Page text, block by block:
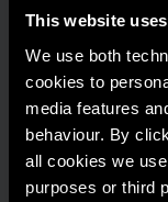
This website
We use both
cookies to
media features
behaviour. By
all cookies we
purposes or third